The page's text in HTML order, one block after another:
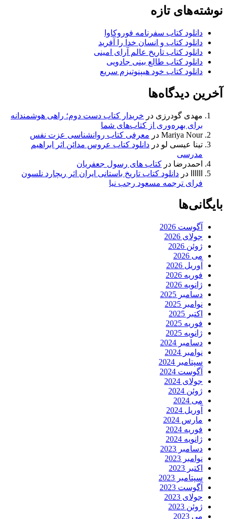
نوشته‌های تازه
دانلود کتاب سفرنامه فوروکاوا
دانلود کتاب و انسان خدا را آفرید
دانلود کتاب تاریخ عالم آرای امینی
دانلود کتاب طالع بینی جادویی
دانلود کتاب خود هیپنوتیزم سریع
آخرین دیدگاه‌ها
مهدی گودرزی در خریدار کتاب دست دوم؛ راهی هوشمندانه
برای بهره‌وری از کتاب‌های شما
Mariya Nour در معرفی کتاب روانشناسی عزت نفس
تینا عیسی لو در دانلود کتاب عروس مدائن اثر ابراهیم
مدرسی
احمدرضا در کتاب های رسول جعفریان
در دانلود کتاب تاریخ باستانی ایران اثر ریچارد نلسون
فرای ترجمه مسعود رجب نیا
بایگانی‌ها
آگوست 2026
جولای 2026
ژوئن 2026
می 2026
آوریل 2026
فوریه 2026
ژانویه 2026
دسامبر 2025
نوامبر 2025
اکتبر 2025
فوریه 2025
ژانویه 2025
دسامبر 2024
نوامبر 2024
سپتامبر 2024
آگوست 2024
جولای 2024
ژوئن 2024
می 2024
آوریل 2024
مارس 2024
فوریه 2024
ژانویه 2024
دسامبر 2023
نوامبر 2023
اکتبر 2023
سپتامبر 2023
آگوست 2023
جولای 2023
ژوئن 2023
می 2023